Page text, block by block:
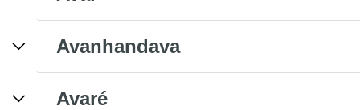
Avanhandava
Avaré